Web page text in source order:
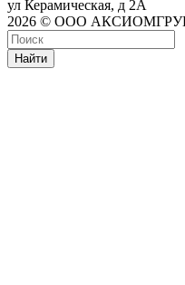
ул Керамическая, д 2А
2026 © ООО
Найти